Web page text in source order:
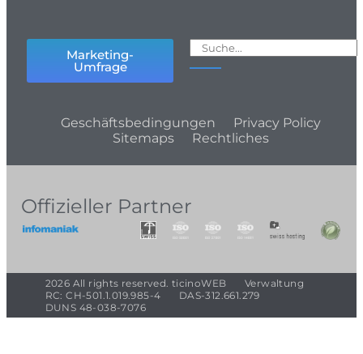
Marketing-
Umfrage
Geschäftsbedingungen
Privacy Policy
Sitemaps
Rechtliches
Offizieller Partner
2026 All rights reserved. ticinoWEB
Verwaltung
RC: CH-501.1.019.985-4
DAS-312.661.279
DUNS 48-038-7076